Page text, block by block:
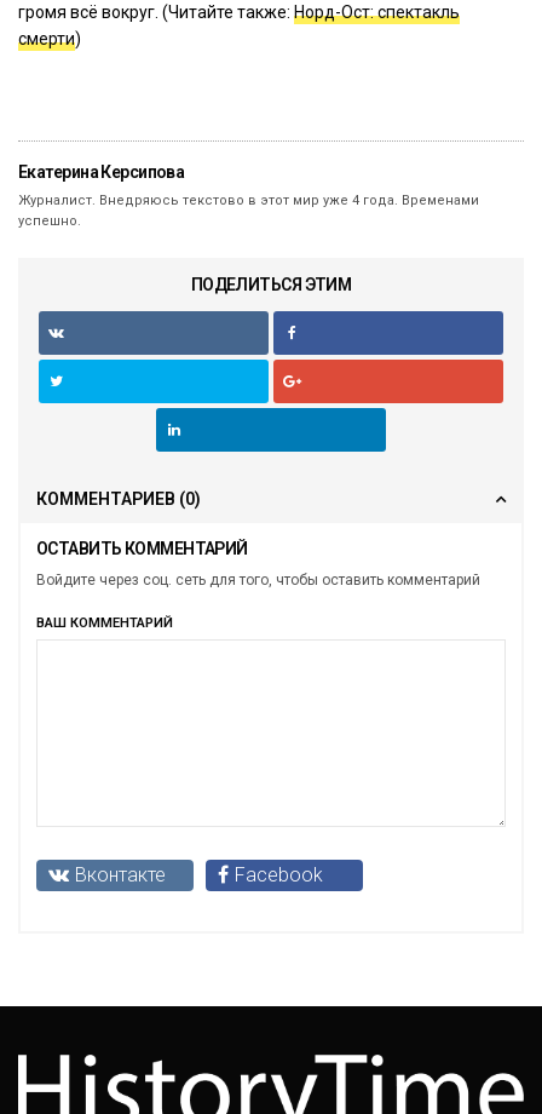
громя всё вокруг. (Читайте также: Норд-Ост: спектакль
смерти)
Екатерина Керсипова
Журналист. Внедряюсь текстово в этот мир уже 4 года. Временами
успешно.
ПОДЕЛИТЬСЯ ЭТИМ
КОММЕНТАРИЕВ (0)
ОСТАВИТЬ КОММЕНТАРИЙ
Войдите через соц. сеть для того, чтобы оставить комментарий
ВАШ КОММЕНТАРИЙ
Вконтакте Facebook